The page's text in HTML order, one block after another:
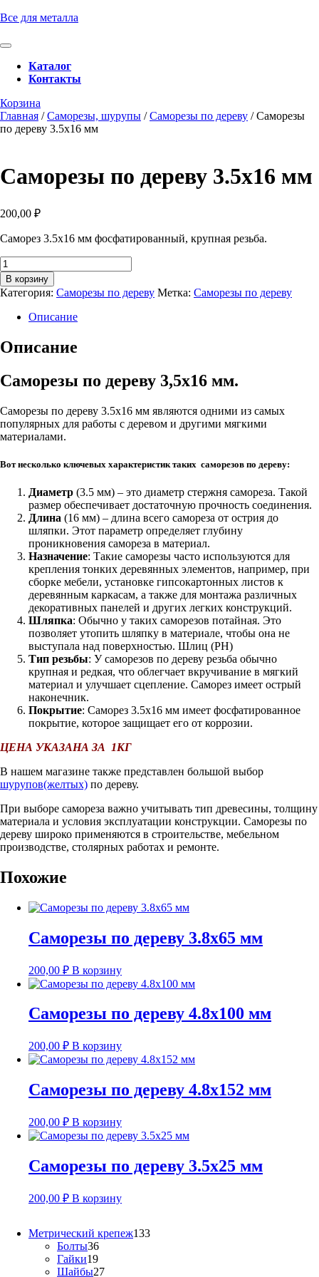
Перейти
содержимому
Все для металла
Кнопка
ОткрытьКаталог
Контакты
Кнопка
Закрыть
Корзина
консультацию
Главная /Саморезы, шурупы /Саморезы по дереву / Саморезы
по дереву 3.5х16 мм
Саморезы по дереву 3.5х16 мм
200,00 ₽
Саморез 3.5х16 мм фосфатированный, крупная резьба.
Количество
товара
Саморезы
по
дереву
3.5х16
мм
В корзину
Категория: Саморезы по дереву Метка: Саморезы по дереву
Описание
Описание
Саморезы по дереву 3,5х16 мм.
Саморезы по дереву 3.5х16 мм являются одними из самых
популярных для работы с деревом и другими мягкими
материалами.
Вот несколько ключевых характеристик таких саморезов по дереву:
Диаметр (3.5 мм) – это диаметр стержня самореза. Такой
размер обеспечивает достаточную прочность соединения.
Длина (16 мм) – длина всего самореза от острия до
шляпки. Этот параметр определяет глубину
проникновения самореза в материал.
Назначение: Такие саморезы часто используются для
крепления тонких деревянных элементов, например, при
сборке мебели, установке гипсокартонных листов к
деревянным каркасам, а также для монтажа различных
декоративных панелей и других легких конструкций.
Шляпка: Обычно у таких саморезов потайная. Это
позволяет утопить шляпку в материале, чтобы она не
выступала над поверхностью. Шлиц (PH)
Тип резьбы: У саморезов по дереву резьба обычно
крупная и редкая, что облегчает вкручивание в мягкий
материал и улучшает сцепление. Саморез имеет острый
наконечник.
Покрытие: Саморез 3.5х16 мм имеет фосфатированное
покрытие, которое защищает его от коррозии.
ЦЕНА УКАЗАНА ЗА 1КГ
В нашем магазине также представлен большой выбор
шурупов(желтых) по дереву.
При выборе самореза важно учитывать тип древесины, толщину
материала и условия эксплуатации конструкции. Саморезы по
дереву широко применяются в строительстве, мебельном
производстве, столярных работах и ремонте.
Похожие
Саморезы по дереву 3.8х65 мм
200,00 ₽ В корзину
Саморезы по дереву 4.8х100 мм
200,00 ₽ В корзину
Саморезы по дереву 4.8х152 мм
200,00 ₽ В корзину
Саморезы по дереву 3.5х25 мм
200,00 ₽ В корзину
Метрический крепеж133133
Болты3636
Гайки1919
товаров
Шайбы2727